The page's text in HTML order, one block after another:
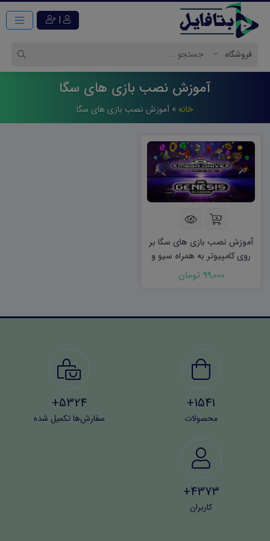
|
آموزش نصب بازی های سگا
خانه »آموزش نصب بازی های سگا
آموزش نصب بازی های سگا بر
روی کامپیوتر به همراه سیو و
تنظیم دسته
99,000 تومان
1541+
محصولات
5324+
سفارش‌ها تکمیل شده
4373+
کاربران